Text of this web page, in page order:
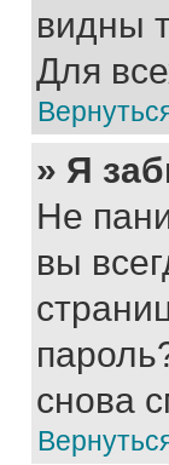
видны
Для
» Я
Не
вы
снова